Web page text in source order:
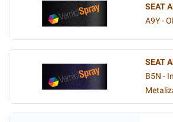
SEAT
A9Y -
SEAT
B5N -